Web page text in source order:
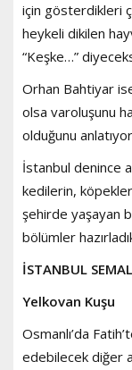
için gösterdikleri
heykeli dikilen
“Keşke…”
Orhan Bahtiyar
olsa varoluşunu
olduğunu
İstanbul denince
kedilerin,
şehirde yaşayan
bölümler
İSTANBUL
Yelkovan Kuşu
Osmanlı’da
edebilecek diğer